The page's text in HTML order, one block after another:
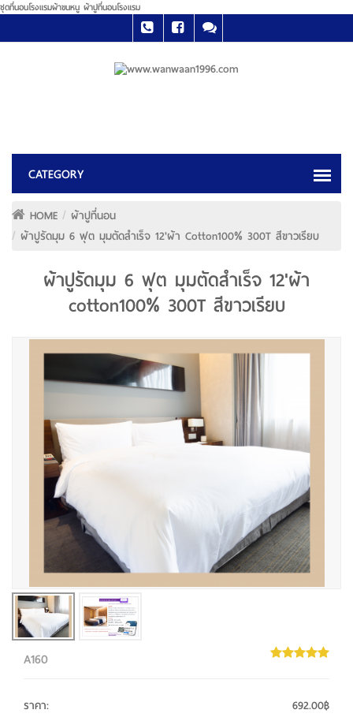
ชุดที่นอนโรงแรมผ้าขนหนู ผ้าปูที่นอนโรงแรม
HOME
ผ้าปูที่นอน
ผ้าปูรัดมุม 6 ฟุต มุมตัดสำเร็จ 12'ผ้า Cotton100% 300T สีขาวเรียบ
ผ้าปูรัดมุม 6 ฟุต มุมตัดสำเร็จ 12'ผ้า
cotton100% 300T สีขาวเรียบ
A160
ราคา: 692.00฿